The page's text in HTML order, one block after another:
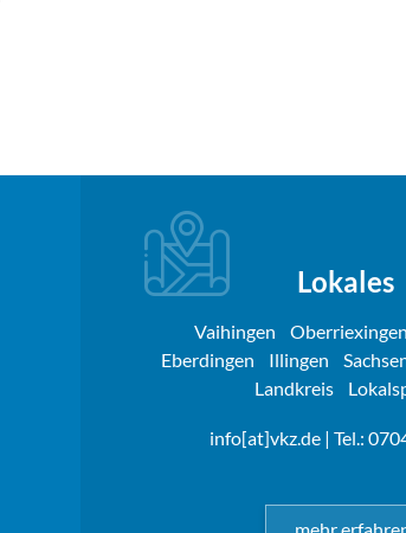
Lokales
Vaihingen Oberriexingen
Eberdingen
Illingen
Landkreis
info[at]vkz.de| Tel.: